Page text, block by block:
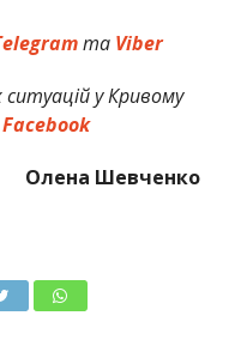
та Viber
у Кривому
Facebook
Олена Шевченко